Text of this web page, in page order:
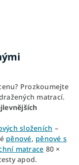
Prozkoumejte
matrací.
složeních –
pěnové, pěnové s
matrace 80 ×
apod.